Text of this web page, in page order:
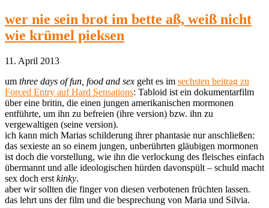
wer nie sein brot im bette aß, weiß nicht
wie krümel pieksen
11. April 2013
um three days of fun, food and sex geht es im sechsten beitrag zu
Forced Entry auf Hard Sensations: Tabloid ist ein dokumentarfilm
über eine britin, die einen jungen amerikanischen mormonen
entführte, um ihn zu befreien (ihre version) bzw. ihn zu
vergewaltigen (seine version).
ich kann mich Marias schilderung ihrer phantasie nur anschließen:
das sexieste an so einem jungen, unberührten gläubigen mormonen
ist doch die vorstellung, wie ihn die verlockung des fleisches einfach
übermannt und alle ideologischen hürden davonspült – schuld macht
sex doch erst kinky.
aber wir sollten die finger von diesen verbotenen früchten lassen.
das lehrt uns der film und die besprechung von Maria und Silvia.